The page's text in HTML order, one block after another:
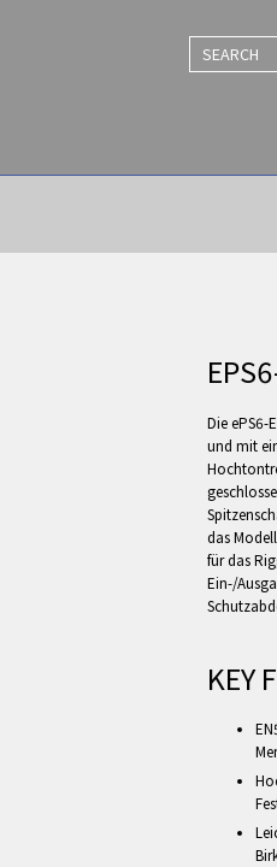
Die ePS6-
und mit
das
für das
Ein-/
KEY